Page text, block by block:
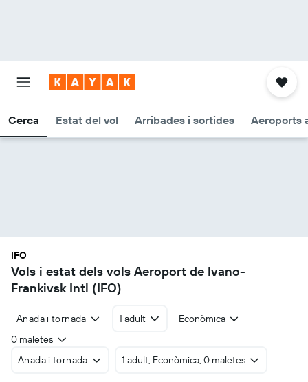
Cerca Estat del vol Arribades i sortides Aeroports
IFO
Vols i estat dels vols Aeroport de Ivano-
Frankivsk Intl (IFO)
Anada i tornada 1 adult
Econòmica
0 maletes
Anada i tornada
1 adult, Econòmica, 0 maletes